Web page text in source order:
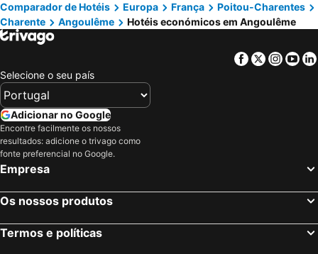
ibis Angoulême Nord
ibis Styles Angoulême Nord
Hotel Le Saint Gelais
Hôtel des Arts
Logis Hotel Epi d'Or
Comparador de Hotéis Europa França
Poitou-Charentes
Charente
Angoulême Hotéis económicos em Angoulême
Facebook
Twitter
Selecione o seu país
Adicionar no Google
Encontre facilmente os nossos
resultados: adicione o trivago como
fonte preferencial no Google.
Empresa
Os nossos produtos
Termos e políticas